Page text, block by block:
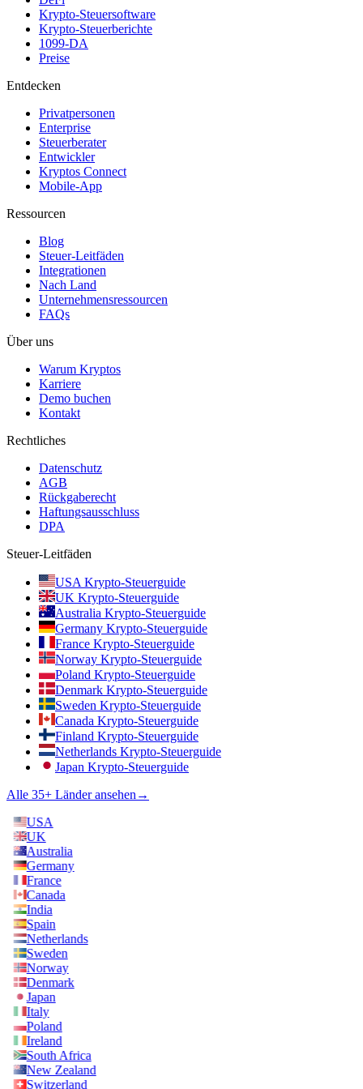
Krypto-Steuersoftware
Krypto-Steuerberichte
1099-DA
Preise
Entdecken
Privatpersonen
Enterprise
Steuerberater
Entwickler
Kryptos Connect
Mobile-App
Ressourcen
Blog
Steuer-Leitfäden
Integrationen
Nach Land
Unternehmensressourcen
FAQs
Über uns
Warum Kryptos
Karriere
Demo buchen
Kontakt
Rechtliches
Datenschutz
AGB
Rückgaberecht
Haftungsausschluss
DPA
Steuer-Leitfäden
USA Krypto-Steuerguide
UK Krypto-Steuerguide
Australia Krypto-Steuerguide
Germany Krypto-Steuerguide
France Krypto-Steuerguide
Norway Krypto-Steuerguide
Poland Krypto-Steuerguide
Denmark Krypto-Steuerguide
Sweden Krypto-Steuerguide
Canada Krypto-Steuerguide
Finland Krypto-Steuerguide
Netherlands Krypto-Steuerguide
Japan Krypto-Steuerguide
Alle 35+ Länder ansehen →
USA
UK
Australia
Germany
France
Canada
India
Spain
Netherlands
Sweden
Norway
Denmark
Japan
Italy
Poland
Ireland
South Africa
New Zealand
Switzerland